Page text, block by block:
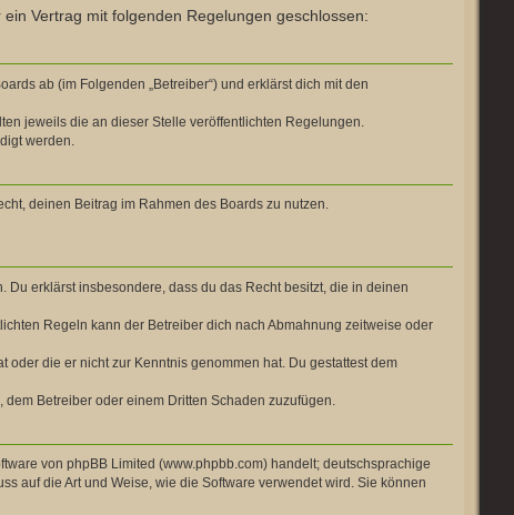
Vertrag mit folgenden Regelungen geschlossen:
ab (im Folgenden „Betreiber“) und erklärst dich mit den
jeweils die an dieser Stelle veröffentlichten Regelungen.
werden.
deinen Beitrag im Rahmen des Boards zu nutzen.
erklärst insbesondere, dass du das Recht besitzt, die in deinen
Regeln kann der Betreiber dich nach Abmahnung zeitweise oder
die er nicht zur Kenntnis genommen hat. Du gestattest dem
Betreiber oder einem Dritten Schaden zuzufügen.
von phpBB Limited (www.phpbb.com) handelt; deutschsprachige
auf die Art und Weise, wie die Software verwendet wird. Sie können